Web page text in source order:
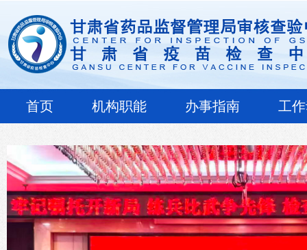
首页 机构职能 办事指南 工